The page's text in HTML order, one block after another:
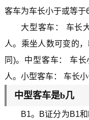
客车为车长小于或等于
大型客车： 车长
人。乘坐人数可变的
同)。中型客车： 车
人。小型客车： 车长
中型客车是b几
B1。B证分为B1